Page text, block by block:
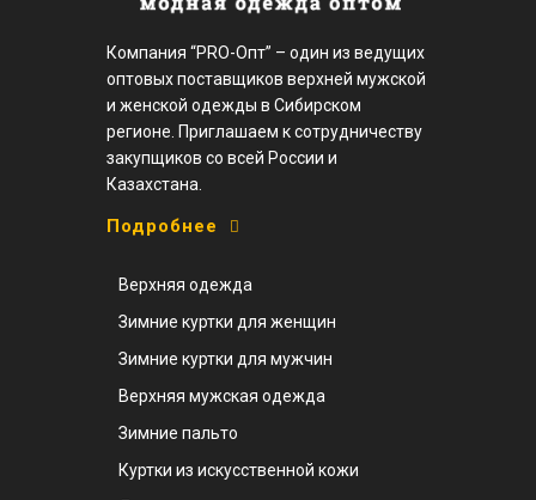
Компания “PRO-Опт” – один из ведущих
оптовых поставщиков верхней мужской
и женской одежды в Сибирском
регионе. Приглашаем к сотрудничеству
закупщиков со всей России и
Казахстана.
Подробнее
Верхняя одежда
Зимние куртки для женщин
Зимние куртки для мужчин
Верхняя мужская одежда
Зимние пальто
Куртки из искусственной кожи